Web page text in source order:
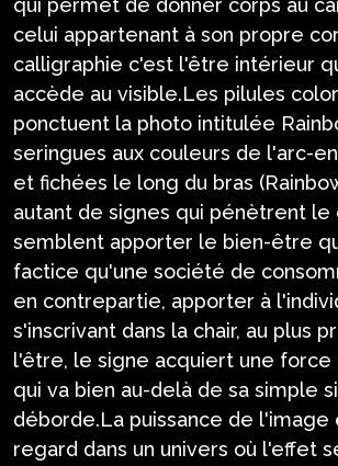
qui permet de donner corps au
celui appartenant à son propre
calligraphie c'est l'être intérieur
accède au visible.Les pilules
ponctuent la photo intitulée
seringues aux couleurs de l'arc-
et fichées le long du bras
autant de signes qui pénètrent le
semblent apporter le bien-être
factice qu'une société de
en contrepartie, apporter à
s'inscrivant dans la chair, au plus
l'être, le signe acquiert une force
qui va bien au-delà de sa simple
déborde.La puissance de l'image
regard dans un univers où l'effet